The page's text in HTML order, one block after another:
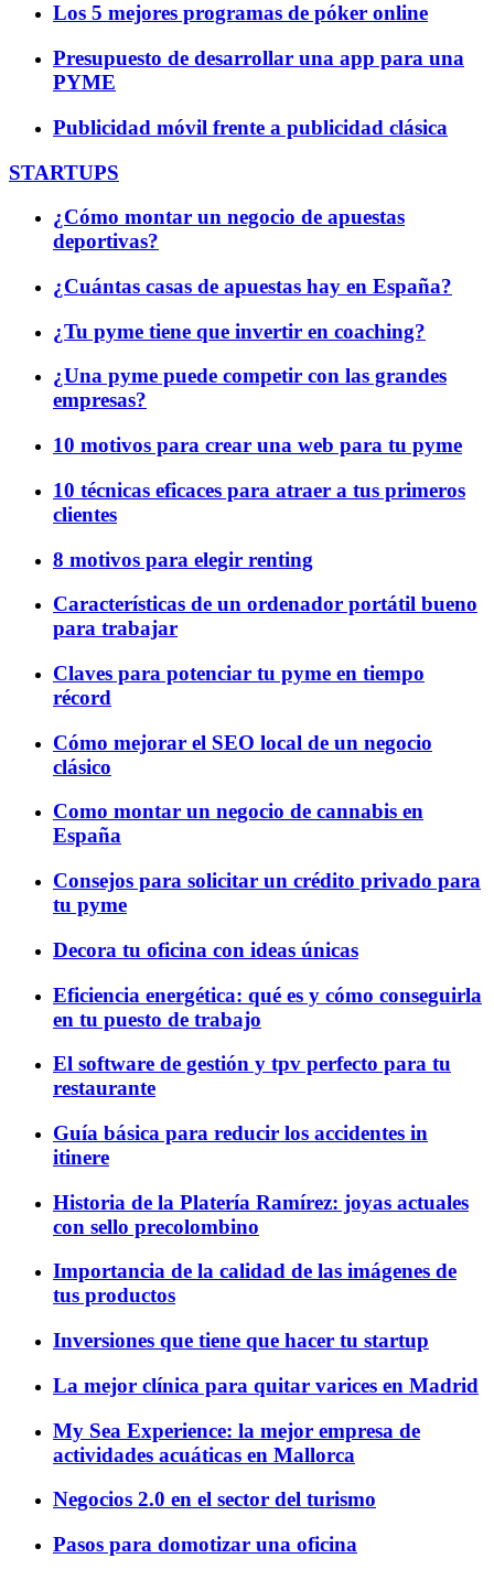
Los 5 mejores programas de póker online
Presupuesto de desarrollar una app para una
PYME
Publicidad móvil frente a publicidad clásica
STARTUPS
¿Cómo montar un negocio de apuestas
deportivas?
¿Cuántas casas de apuestas hay en España?
¿Tu pyme tiene que invertir en coaching?
¿Una pyme puede competir con las grandes
empresas?
10 motivos para crear una web para tu pyme
10 técnicas eficaces para atraer a tus primeros
clientes
8 motivos para elegir renting
Características de un ordenador portátil bueno
para trabajar
Claves para potenciar tu pyme en tiempo
récord
Cómo mejorar el SEO local de un negocio
clásico
Como montar un negocio de cannabis en
España
Consejos para solicitar un crédito privado para
tu pyme
Decora tu oficina con ideas únicas
Eficiencia energética: qué es y cómo conseguirla
en tu puesto de trabajo
El software de gestión y tpv perfecto para tu
restaurante
Guía básica para reducir los accidentes in
itinere
Historia de la Platería Ramírez: joyas actuales
con sello precolombino
Importancia de la calidad de las imágenes de
tus productos
Inversiones que tiene que hacer tu startup
La mejor clínica para quitar varices en Madrid
My Sea Experience: la mejor empresa de
actividades acuáticas en Mallorca
Negocios 2.0 en el sector del turismo
Pasos para domotizar una oficina